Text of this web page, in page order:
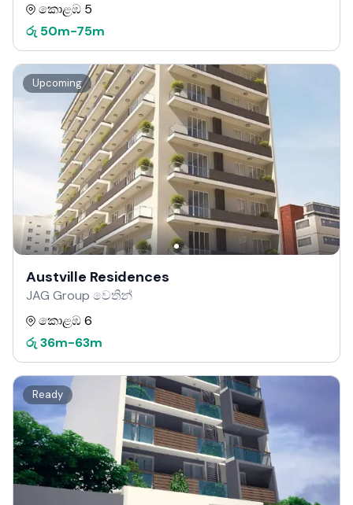
කොළඹ 5
රු 50m-75m
Upcoming
Austville Residences
JAG Group වෙතින්
කොළඹ 6
රු 36m-63m
Ready